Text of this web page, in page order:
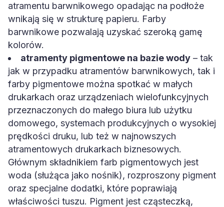
atramentu barwnikowego opadając na podłoże
wnikają się w strukturę papieru. Farby
barwnikowe pozwalają uzyskać szeroką gamę
kolorów.
atramenty pigmentowe na bazie wody – tak
jak w przypadku atramentów barwnikowych, tak i
farby pigmentowe można spotkać w małych
drukarkach oraz urządzeniach wielofunkcyjnych
przeznaczonych do małego biura lub użytku
domowego, systemach produkcyjnych o wysokiej
prędkości druku, lub też w najnowszych
atramentowych drukarkach biznesowych.
Głównym składnikiem farb pigmentowych jest
woda (służąca jako nośnik), rozproszony pigment
oraz specjalne dodatki, które poprawiają
właściwości tuszu. Pigment jest cząsteczką,